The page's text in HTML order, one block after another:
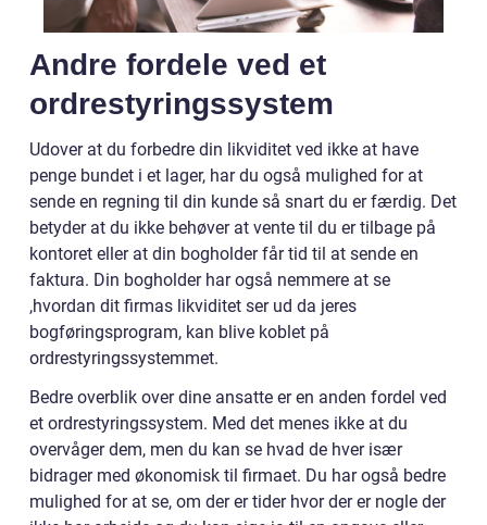
Andre fordele ved et
ordrestyringssystem
Udover at du forbedre din likviditet ved ikke at have
penge bundet i et lager, har du også mulighed for at
sende en regning til din kunde så snart du er færdig. Det
betyder at du ikke behøver at vente til du er tilbage på
kontoret eller at din bogholder får tid til at sende en
faktura. Din bogholder har også nemmere at se
,hvordan dit firmas likviditet ser ud da jeres
bogføringsprogram, kan blive koblet på
ordrestyringssystemmet.
Bedre overblik over dine ansatte er en anden fordel ved
et ordrestyringssystem. Med det menes ikke at du
overvåger dem, men du kan se hvad de hver især
bidrager med økonomisk til firmaet. Du har også bedre
mulighed for at se, om der er tider hvor der er nogle der